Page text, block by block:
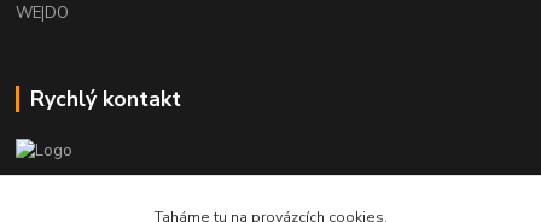
WE|DO
Rychlý kontakt
info@armygalanterie.czTaháme tu na provázcích cookies.